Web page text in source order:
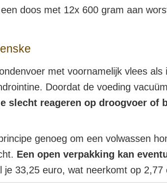
doos met 12x 600 gram aan
met voornamelijk vlees
Doordat de voeding
slecht reageren op droogvoer of
genoeg om een volwassen
Een open verpakking kan
33,25 euro, wat neerkomt op 2,77